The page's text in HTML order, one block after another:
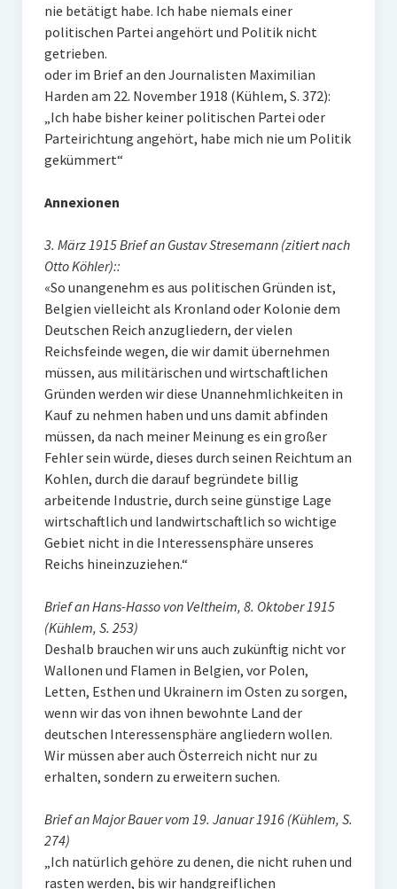
nie betätigt habe. Ich habe niemals einer
politischen Partei angehört und Politik nicht
getrieben.
oder im Brief an den Journalisten Maximilian
Harden am 22. November 1918 (Kühlem, S. 372):
„Ich habe bisher keiner politischen Partei oder
Parteirichtung angehört, habe mich nie um Politik
gekümmert“
Annexionen
3. März 1915 Brief an Gustav Stresemann (zitiert nach
Otto Köhler)::
«So unangenehm es aus politischen Gründen ist,
Belgien vielleicht als Kronland oder Kolonie dem
Deutschen Reich anzugliedern, der vielen
Reichsfeinde wegen, die wir damit übernehmen
müssen, aus militärischen und wirtschaftlichen
Gründen werden wir diese Unannehmlichkeiten in
Kauf zu nehmen haben und uns damit abfinden
müssen, da nach meiner Meinung es ein großer
Fehler sein würde, dieses durch seinen Reichtum an
Kohlen, durch die darauf begründete billig
arbeitende Industrie, durch seine günstige Lage
wirtschaftlich und landwirtschaftlich so wichtige
Gebiet nicht in die Interessensphäre unseres
Reichs hineinzuziehen.“
Brief an Hans-Hasso von Veltheim, 8. Oktober 1915
(Kühlem, S. 253)
Deshalb brauchen wir uns auch zukünftig nicht vor
Wallonen und Flamen in Belgien, vor Polen,
Letten, Esthen und Ukrainern im Osten zu sorgen,
wenn wir das von ihnen bewohnte Land der
deutschen Interessensphäre angliedern wollen.
Wir müssen aber auch Österreich nicht nur zu
erhalten, sondern zu erweitern suchen.
Brief an Major Bauer vom 19. Januar 1916 (Kühlem, S.
274)
„Ich natürlich gehöre zu denen, die nicht ruhen und
rasten werden, bis wir handgreiflichen